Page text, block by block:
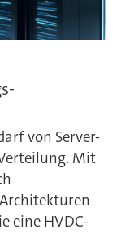
von Server-
Mit
eine HVDC-